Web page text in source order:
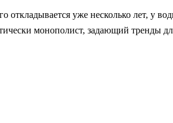
уже несколько лет, у
монополист, задающий тренды